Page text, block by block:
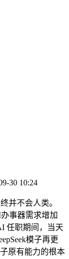
30 10:24
不会人类。
事器需求增加
任职期间，当天
模子再更
原有能力的根本